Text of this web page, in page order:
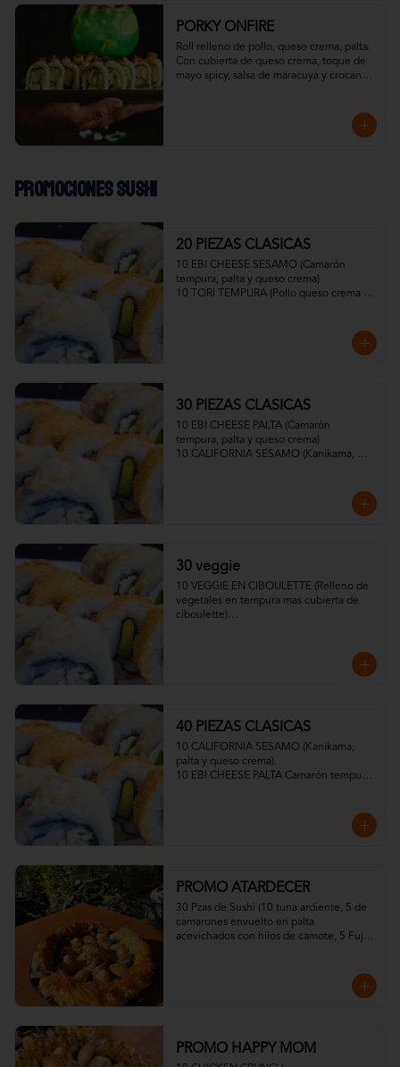
PORKY ONFIRE
Roll relleno de pollo, queso crema, palta.
Con cubierta de queso crema, toque de
mayo spicy, salsa de maracuya y crocante
Promociones Sushi
20 PIEZAS CLASICAS
10 EBI CHEESE SESAMO (Camarón
tempura, palta y queso crema)
10 TORI TEMPURA (Pollo queso crema y
30 PIEZAS CLASICAS
10 EBI CHEESE PALTA (Camarón
tempura, palta y queso crema)
10 CALIFORNIA SESAMO (Kanikama,
30 veggie
10 VEGGIE EN CIBOULETTE (Relleno de
vegetales en tempura mas cubierta de
ciboulette)
plátano barraganete)
40 PIEZAS CLASICAS
10 CALIFORNIA SESAMO (Kanikama,
palta y queso crema).
10 EBI CHEESE PALTA Camarón tempura,
10 TORI PANKO (Pollo, queso crema y
PROMO ATARDECER
30 Pzas de Sushi (10 tuna ardiente, 5 de
camarones envuelto en palta
acevichados con hilos de camote, 5 Fuji
PROMO HAPPY MOM